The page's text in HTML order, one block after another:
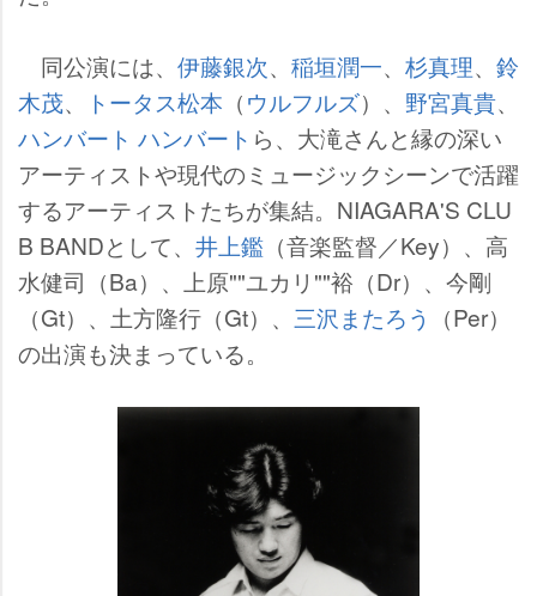
同公演には、 伊藤銀次、 稲垣潤一、 杉真理、 鈴
木茂、 トータス松本 （ウルフルズ）、 野宮真貴、
ハンバート ハンバート ら、大滝さんと縁の深い
アーティストや現代のミュージックシーンで活躍
するアーティストたちが集結。NIAGARA'S CLU
B BANDとして、 井上鑑 （音楽監督／Key）、高
水健司（Ba）、上原""ユカリ""裕（Dr）、今剛
（Gt）、土方隆行（Gt）、 三沢またろう
（Per）
の出演も決まっている。